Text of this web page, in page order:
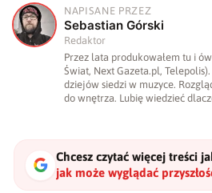
S
NAPISANE PRZEZ
Sebastian Górski
Redaktor
Przez lata produkowałem tu i
Świat, Next Gazeta.pl,
dziejów siedzi w muzyce.
do wnętrza. Lubię wiedzieć
Chcesz czytać więcej treści
jak może wyglądać
przez aplikację"?